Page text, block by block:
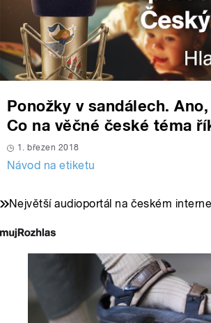
Ponožky v sandálech.
Co na věčné české téma
1. březen 2018
Návod na etiketu
Největší audioportál na českém